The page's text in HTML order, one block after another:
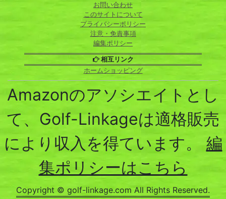
お問い合わせ
このサイトについて
プライバシーポリシー
注意・免責事項
編集ポリシー
相互リンク
ホームショッピング
Amazonのアソシエイトとし
て、Golf-Linkageは適格販売
により収入を得ています。 編
集ポリシーはこちら
Copyright © golf-linkage.com All Rights Reserved.